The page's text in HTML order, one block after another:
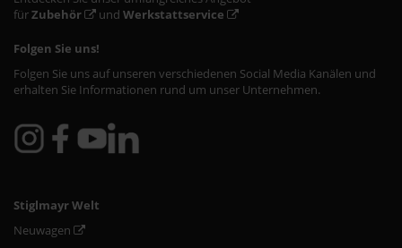
fürZubehör und Werkstattservice
Folgen Sie uns!
Folgen Sie uns auf unseren verschiedenen Social Media Kanälen und
erhalten Sie Informationen rund um unser Unternehmen.
Stiglmayr Welt
Neuwagen